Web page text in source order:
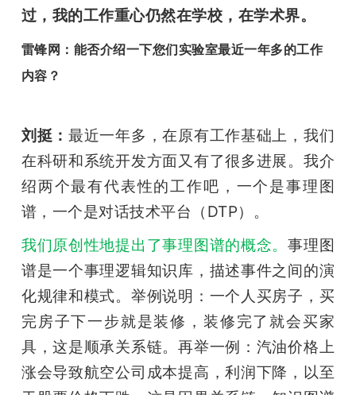
过，我的工作重心仍然在学校，在学术界。
雷锋网：能否介绍一下您们实验室最近一年多的工作
内容？
刘挺：最近一年多，在原有工作基础上，我们
在科研和系统开发方面又有了很多进展。我介
绍两个最有代表性的工作吧，一个是事理图
谱，一个是对话技术平台（DTP）。
我们原创性地提出了事理图谱的概念。事理图
谱是一个事理逻辑知识库，描述事件之间的演
化规律和模式。举例说明：一个人买房子，买
完房子下一步就是装修，装修完了就会买家
具，这是顺承关系链。再举一例：汽油价格上
涨会导致航空公司成本提高，利润下降，以至